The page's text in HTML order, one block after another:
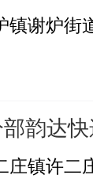
镇谢炉街
韵达
庄镇许二